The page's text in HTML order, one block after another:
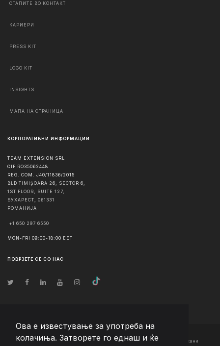
Ова е известување за употреба на
колачиња. Затворете го еднаш и ќе
СТАПИТЕ ВО КОНТАКТ
КАРИЕРИ
PRESS KIT
LOGO KIT
INSIGHTS
МАПА НА СТРАНИЦА
КОРПОРАТИВНИ ИНФОРМАЦИИ
TEAM EXTENSION SRL
CIF RO35062448
REG. COM. J40/11836/2015
BLD TIMIȘOARA 26, SECTOR 6,
1ST FLOOR, SUITE 127,
БУХАРЕСТ
061331
РОМАНИЈА
+1 650 297 6550
MON-FRI 09:00-18:00 EET
ПОВРЗЕТЕ СЕ СО НАС
© Авторско право2026 Team Extension Macedonia - Сите права задржани